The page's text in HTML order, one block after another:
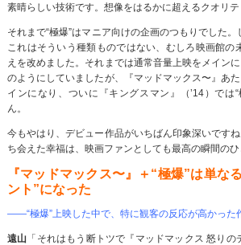
素晴らしい技術です。想像をはるかに超えるクオリテ
それまで“極爆”はマニア向けの企画のつもりでした。
これはそういう種類ものではない、むしろ映画館の
えを改めました。それまでは通常音量上映をメインに
のようにしていましたが、『マッドマックス〜』あた
インになり、ついに『キングスマン』（’14）では
ん。
今もやはり、デビュー作品がいちばん印象深いです
ち会えた幸福は、映画ファンとしても最高の瞬間のひ
『マッドマックス〜』＋“極爆”は単な
ント”になった
――“極爆”上映した中で、特に観客の反応が高かった
遠山 「それはもう断トツで『マッドマックス 怒り